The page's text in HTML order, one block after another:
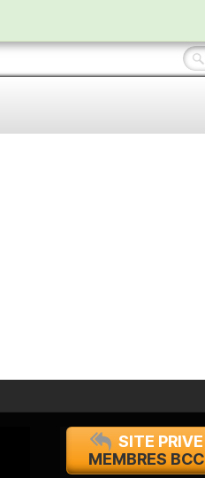
SITE PRIVE
MEMBRES BCC